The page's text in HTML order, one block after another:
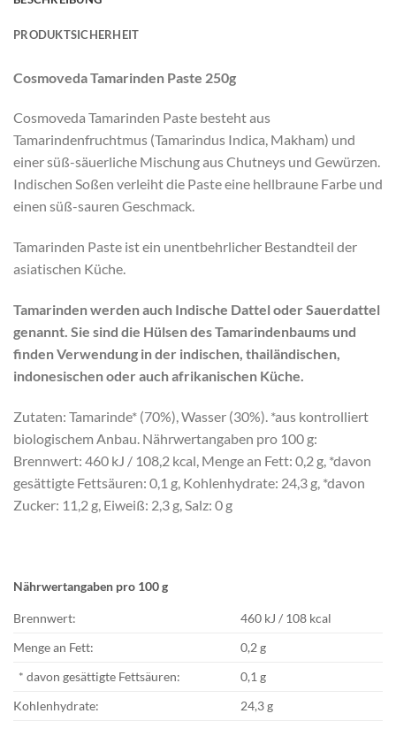
PRODUKTSICHERHEIT
Cosmoveda Tamarinden Paste 250g
Cosmoveda Tamarinden Paste besteht aus
Tamarindenfruchtmus (Tamarindus Indica, Makham) und
einer süß-säuerliche Mischung aus Chutneys und Gewürzen.
Indischen Soßen verleiht die Paste eine hellbraune Farbe und
einen süß-sauren Geschmack.
Tamarinden Paste ist ein unentbehrlicher Bestandteil der
asiatischen Küche.
Tamarinden werden auch Indische Dattel oder Sauerdattel
genannt. Sie sind die Hülsen des Tamarindenbaums und
finden Verwendung in der indischen, thailändischen,
indonesischen oder auch afrikanischen Küche.
Zutaten: Tamarinde* (70%), Wasser (30%). *aus kontrolliert
biologischem Anbau. Nährwertangaben pro 100 g:
Brennwert: 460 kJ / 108,2 kcal, Menge an Fett: 0,2 g, *davon
gesättigte Fettsäuren: 0,1 g, Kohlenhydrate: 24,3 g, *davon
Zucker: 11,2 g, Eiweiß: 2,3 g, Salz: 0 g
Nährwertangaben pro 100 g
Brennwert:
460 kJ / 108 kcal
Menge an Fett:
0,2 g
* davon gesättigte Fettsäuren:
0,1 g
Kohlenhydrate:
24,3 g